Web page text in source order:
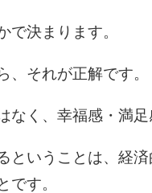
で決まります。
、それが正解です。
なく、幸福感・満足
ということは、経
です。